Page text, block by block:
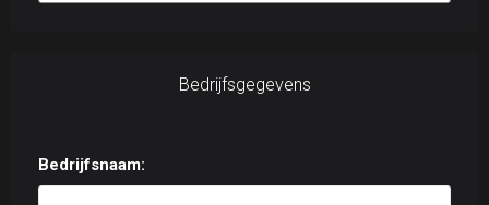
Bedrijfsgegevens
Bedrijfsnaam: